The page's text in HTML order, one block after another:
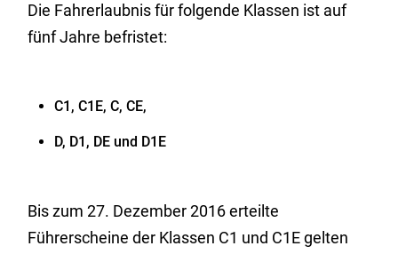
Die Fahrerlaubnis für folgende Klassen ist auf
fünf Jahre befristet:
C1, C1E, C, CE,
D, D1, DE und D1E
Bis zum 27. Dezember 2016 erteilte
Führerscheine der Klassen C1 und C1E gelten